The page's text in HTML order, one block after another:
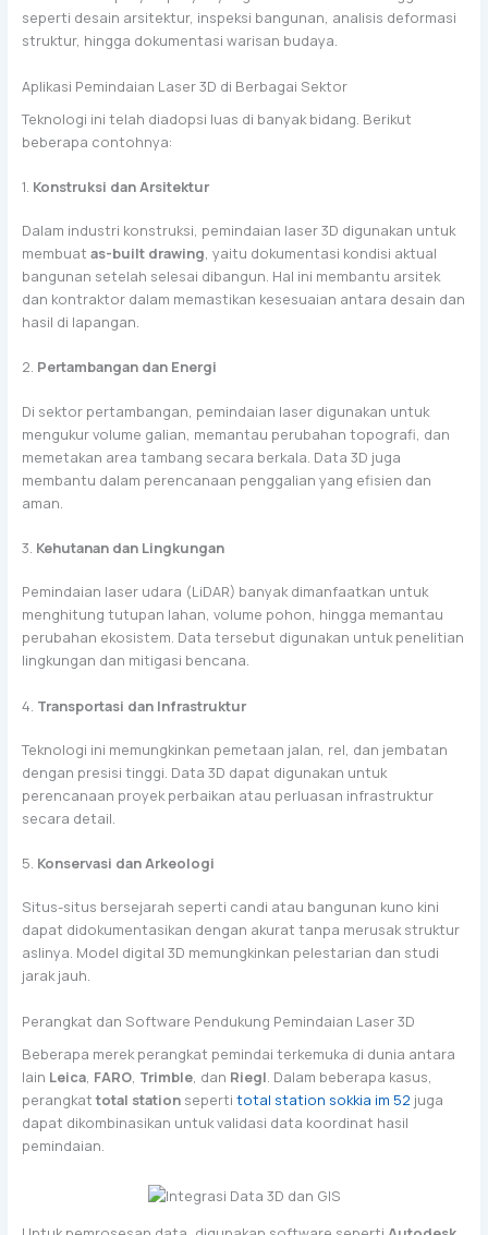
seperti desain arsitektur, inspeksi bangunan, analisis deformasi
struktur, hingga dokumentasi warisan budaya.
Aplikasi Pemindaian Laser 3D di Berbagai Sektor
Teknologi ini telah diadopsi luas di banyak bidang. Berikut
beberapa contohnya:
1. Konstruksi dan Arsitektur
Dalam industri konstruksi, pemindaian laser 3D digunakan untuk
membuat as-built drawing, yaitu dokumentasi kondisi aktual
bangunan setelah selesai dibangun. Hal ini membantu arsitek
dan kontraktor dalam memastikan kesesuaian antara desain dan
hasil di lapangan.
2. Pertambangan dan Energi
Di sektor pertambangan, pemindaian laser digunakan untuk
mengukur volume galian, memantau perubahan topografi, dan
memetakan area tambang secara berkala. Data 3D juga
membantu dalam perencanaan penggalian yang efisien dan
aman.
3. Kehutanan dan Lingkungan
Pemindaian laser udara (LiDAR) banyak dimanfaatkan untuk
menghitung tutupan lahan, volume pohon, hingga memantau
perubahan ekosistem. Data tersebut digunakan untuk penelitian
lingkungan dan mitigasi bencana.
4. Transportasi dan Infrastruktur
Teknologi ini memungkinkan pemetaan jalan, rel, dan jembatan
dengan presisi tinggi. Data 3D dapat digunakan untuk
perencanaan proyek perbaikan atau perluasan infrastruktur
secara detail.
5. Konservasi dan Arkeologi
Situs-situs bersejarah seperti candi atau bangunan kuno kini
dapat didokumentasikan dengan akurat tanpa merusak struktur
aslinya. Model digital 3D memungkinkan pelestarian dan studi
jarak jauh.
Perangkat dan Software Pendukung Pemindaian Laser 3D
Beberapa merek perangkat pemindai terkemuka di dunia antara
lain Leica, FARO, Trimble, dan Riegl. Dalam beberapa kasus,
perangkattotal stationseperti total station sokkia im 52 juga
dapat dikombinasikan untuk validasi data koordinat hasil
pemindaian.